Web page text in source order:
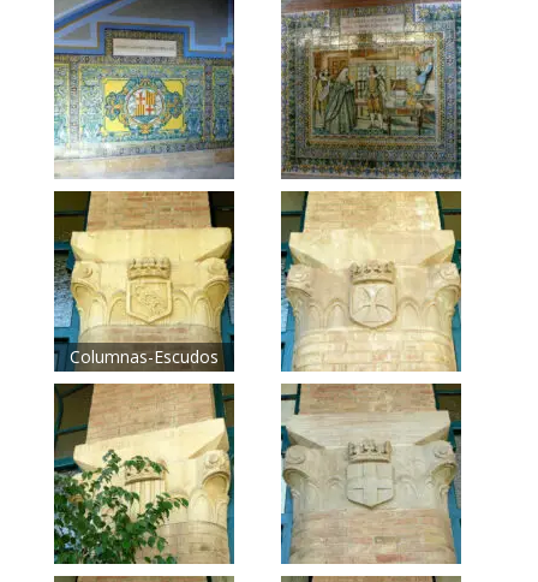
Columnas-Escudos